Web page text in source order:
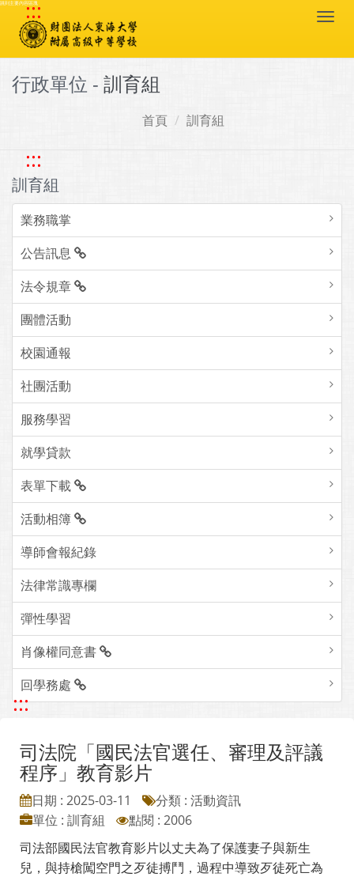
跳到主要內容區塊
:::
行政單位 - 訓育組
首頁 訓育組
:::
訓育組
業務職掌
公告訊息
法令規章
團體活動
校園通報
社團活動
服務學習
就學貸款
表單下載
活動相簿
導師會報紀錄
法律常識專欄
彈性學習
肖像權同意書
回學務處
:::
司法院「國民法官選任、審理及評議
程序」教育影片
日期 : 2025-03-11
分類 : 活動資訊
單位 : 訓育組
點閱 : 2006
司法部國民法官教育影片以丈夫為了保護妻子與新生
兒，與持槍闖空門之歹徒搏鬥，過程中導致歹徒死亡為